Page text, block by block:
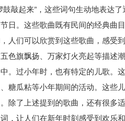
敲起来”，这些词句生动地表达
日。这些歌曲既有民间的经典曲
人们可以欣赏到这些歌曲，感受
色旗飘扬、万家灯火亮起等描述
。过小年时，也有特定的儿歌。
糖瓜粘等小年期间的活动。这些
除了上述提到的歌曲，还有很多
，让人们在新年时刻感受到欢乐